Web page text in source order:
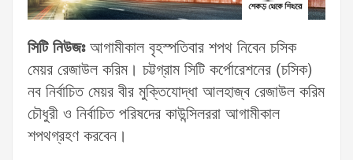
সিটি নিউজঃআগামীকাল বৃহস্পতিবার শপথ নিবেন চসিক
মেয়র রেজাউল করিম। চট্টগ্রাম সিটি কর্পোরেশনের (চসিক)
নব নির্বাচিত মেয়র বীর মুক্তিযোদ্ধা আলহাজ্ব রেজাউল করিম
চৌধুরী ও নির্বাচিত পরিষদের কাউন্সিলররা আগামীকাল
শপথগ্রহণ করবেন।